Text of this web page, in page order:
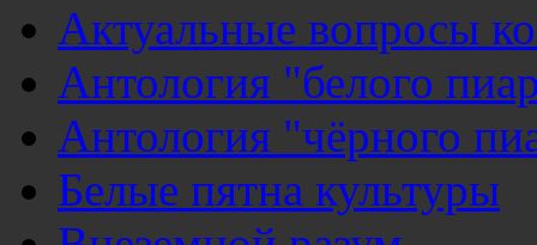
Актуальные вопросы
Антология "белого
Антология "чёрного
Белые пятна культуры